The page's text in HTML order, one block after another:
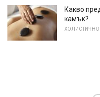
Какво
камък?
ХОЛИСТИЧНО